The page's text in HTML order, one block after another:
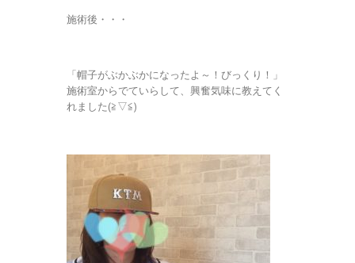
施術後・・・
「帽子がぶかぶかになったよ～！びっくり！」
施術室からでていらして、興奮気味に教えてく
れました(≧▽≦)